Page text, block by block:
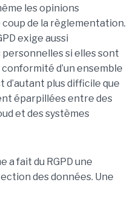
les opinions
de la règlementation.
exige aussi
personnelles si elles sont
d’un ensemble
d’autant plus difficile que
éparpillées entre des
et des systèmes
a fait du RGPD une
des données. Une